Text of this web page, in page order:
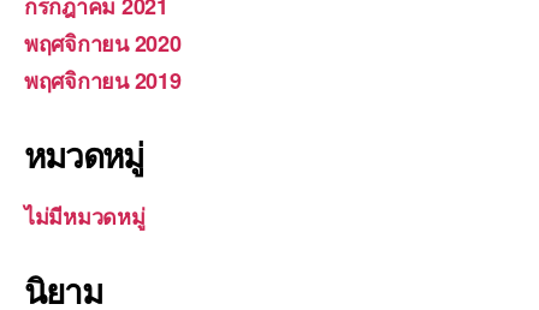
พฤศจิกายน 2020
พฤศจิกายน 2019
หมวดหมู่
ไม่มีหมวดหมู่
นิยาม